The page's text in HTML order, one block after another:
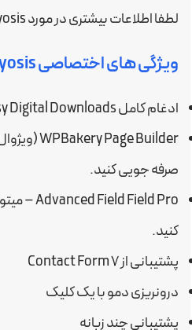
لطفا اطلاعات بیشتری در مورد Mayosis کسب کنید.
ویژگی های اختصاصی Mayosis
ادغام کامل Easy Digital Downloads
صرفه جویی کنید.
کنید.
پشتیبانی از Contact Form 7
درونریزی دمو با یک کلیک
پشتیبانی چند زبانه